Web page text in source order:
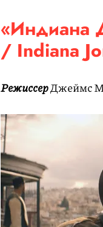
«Индиана
/ Indiana
РежиссерДжеймс